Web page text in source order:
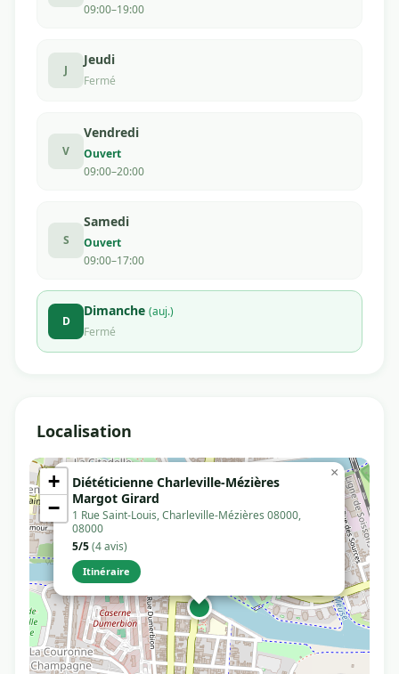
09:00–19:00
J
Jeudi
Fermé
V
Vendredi
Ouvert
09:00–20:00
S
Samedi
Ouvert
09:00–17:00
D
Dimanche (auj.)
Fermé
Localisation
Diététicienne Charleville-Mézières
Margot Girard
1 Rue Saint-Louis, Charleville-Mézières 08000,
08000
5/5(4 avis)
Itinéraire
×
+
−